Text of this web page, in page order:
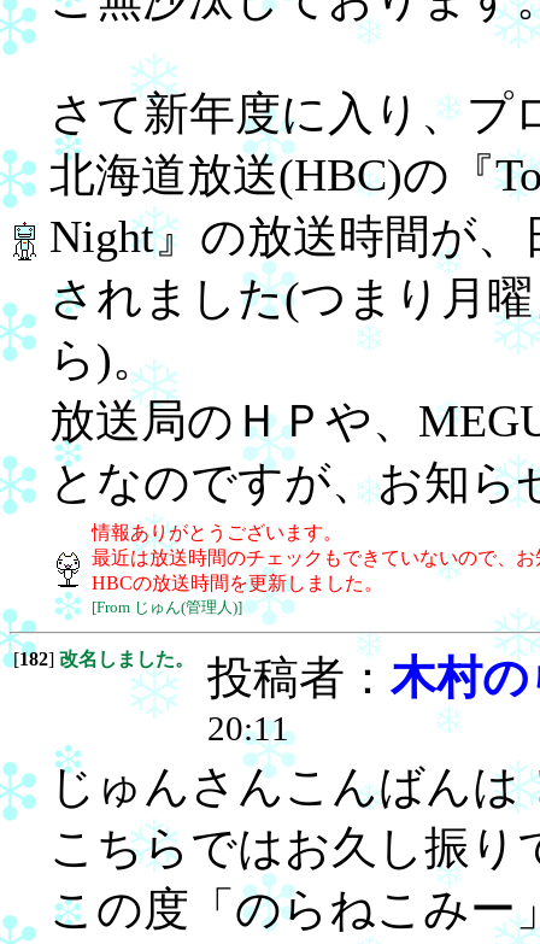
さて新年度に入り、プ
北海道放送(HBC)の『
Night』の放送時間が、
されました(つまり月
ら)。
放送局のＨＰや、
となのですが、お知ら
情報ありがとうございます。
最近は放送時間のチェックもできていないので、
HBCの放送時間を更新しました。
[From じゅん(管理人)]
[182] 改名しました。 投稿者： 木村の
20:11
じゅんさんこんばん
こちらではお久し振り
この度「のらねこみー